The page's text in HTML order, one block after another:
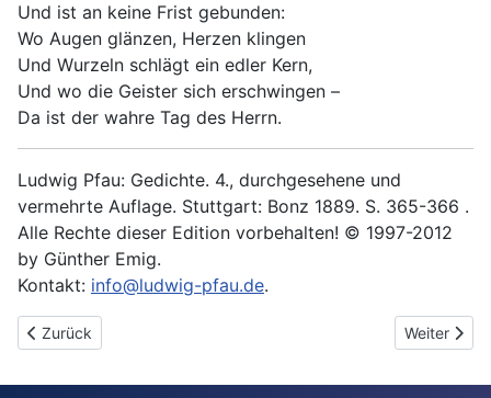
Und ist an keine Frist gebunden:
Wo Augen glänzen, Herzen klingen
Und Wurzeln schlägt ein edler Kern,
Und wo die Geister sich erschwingen –
Da ist der wahre Tag des Herrn.
Ludwig Pfau: Gedichte. 4., durchgesehene und
vermehrte Auflage. Stuttgart: Bonz 1889. S. 365-366 .
Alle Rechte dieser Edition vorbehalten! © 1997-2012
by Günther Emig.
Kontakt: info@ludwig-pfau.de.
Vorheriger Beitrag: Sieg der Niederlage
Zurück Nächster
Weiter